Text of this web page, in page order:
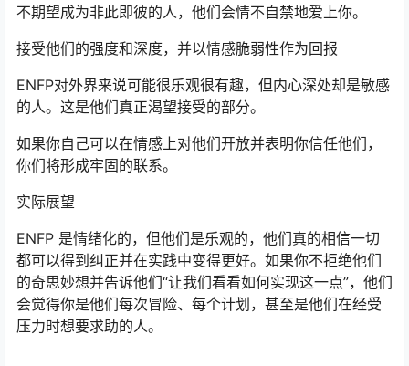
不期望成为非此即彼的人，他们会情不自禁地爱上你。
接受他们的强度和深度，并以情感脆弱性作为回报
ENFP对外界来说可能很乐观很有趣，但内心深处却是敏感
的人。这是他们真正渴望接受的部分。
如果你自己可以在情感上对他们开放并表明你信任他们，
你们将形成牢固的联系。
实际展望
ENFP 是情绪化的，但他们是乐观的，他们真的相信一切
都可以得到纠正并在实践中变得更好。如果你不拒绝他们
的奇思妙想并告诉他们“让我们看看如何实现这一点”，他们
会觉得你是他们每次冒险、每个计划，甚至是他们在经受
压力时想要求助的人。